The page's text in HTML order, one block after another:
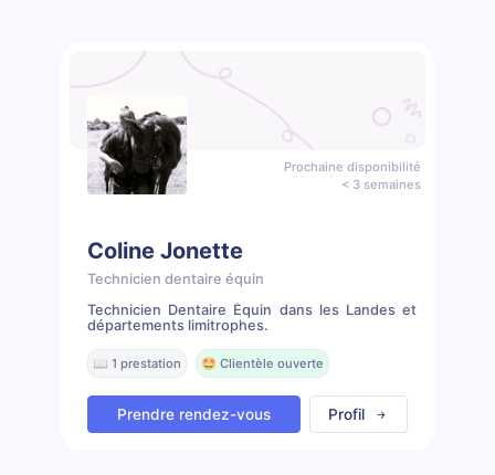
Prochaine disponibilité
< 3 semaines
Coline Jonette
Technicien dentaire équin
Technicien Dentaire Équin dans les Landes et
départements limitrophes.
📖 1 prestation 🤩 Clientèle ouverte
Prendre rendez-vous Profil